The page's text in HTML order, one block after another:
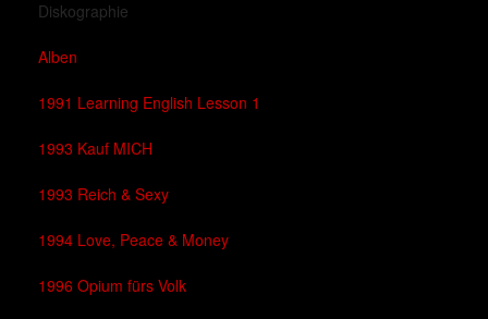
Diskographie
Alben
1991 Learning English Lesson 1
1993 Kauf MICH
1993 Reich & Sexy
1994 Love, Peace & Money
1996 Opium fürs Volk